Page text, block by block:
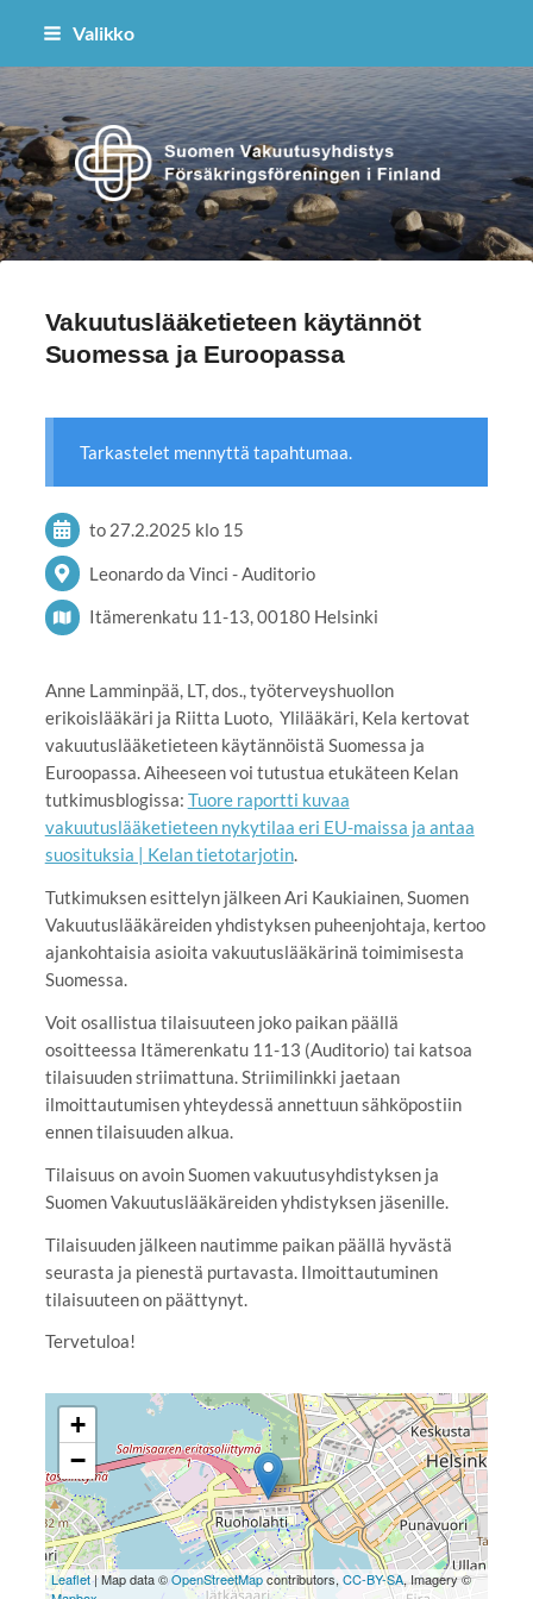
Siirry
sisältöön
Valikko
Suomen Vakuutusyhdistys ry
Vakuutuslääketieteen käytännöt
Suomessa ja Euroopassa
Tarkastelet mennyttä tapahtumaa.
to 27.2.2025 klo 15
Leonardo da Vinci - Auditorio
Itämerenkatu 11-13, 00180 Helsinki
Anne Lamminpää, LT, dos., työterveyshuollon
erikoislääkäri ja Riitta Luoto, Ylilääkäri, Kela kertovat
vakuutuslääketieteen käytännöistä Suomessa ja
Euroopassa. Aiheeseen voi tutustua etukäteen Kelan
tutkimusblogissa: Tuore raportti kuvaa
vakuutuslääketieteen nykytilaa eri EU-maissa ja antaa
suosituksia | Kelan tietotarjotin.
Tutkimuksen esittelyn jälkeen Ari Kaukiainen, Suomen
Vakuutuslääkäreiden yhdistyksen puheenjohtaja, kertoo
ajankohtaisia asioita vakuutuslääkärinä toimimisesta
Suomessa.
Voit osallistua tilaisuuteen joko paikan päällä
osoitteessa Itämerenkatu 11-13 (Auditorio) tai katsoa
tilaisuuden striimattuna. Striimilinkki jaetaan
ilmoittautumisen yhteydessä annettuun sähköpostiin
ennen tilaisuuden alkua.
Tilaisuus on avoin Suomen vakuutusyhdistyksen ja
Suomen Vakuutuslääkäreiden yhdistyksen jäsenille.
Tilaisuuden jälkeen nautimme paikan päällä hyvästä
seurasta ja pienestä purtavasta. Ilmoittautuminen
tilaisuuteen on päättynyt.
Tervetuloa!
+
−
Leaflet| Map data ©OpenStreetMapcontributors,CC-BY-SA, Imagery ©